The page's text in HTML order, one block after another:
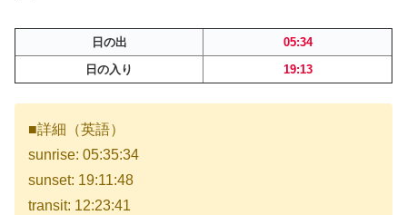
日の出
05:34
日の入り
19:13
■詳細（英語）
sunrise: 05:35:34
sunset: 19:11:48
transit: 12:23:41